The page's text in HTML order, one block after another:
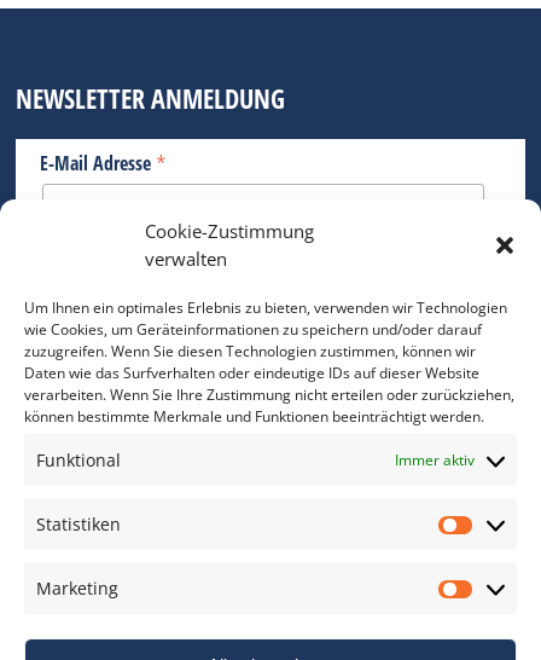
Cookie-Zustimmung
verwalten
Um Ihnen ein optimales Erlebnis zu bieten, verwenden wir Technologien
wie Cookies, um Geräteinformationen zu speichern und/oder darauf
zuzugreifen. Wenn Sie diesen Technologien zustimmen, können wir
Daten wie das Surfverhalten oder eindeutige IDs auf dieser Website
verarbeiten. Wenn Sie Ihre Zustimmung nicht erteilen oder zurückziehen,
können bestimmte Merkmale und Funktionen beeinträchtigt werden.
Funktional Immer aktiv
Statistiken
Marketing
NEWSLETTER ANMELDUNG
E-Mail Adresse *
Bitte geben Sie Ihre E-Mail Adresse ein.
*